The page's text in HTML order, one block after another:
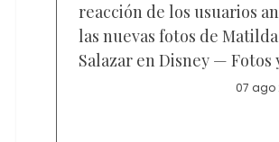
reacción de los usuarios
las nuevas fotos de Matilda
Salazar en Disney — Fotos
07 ago